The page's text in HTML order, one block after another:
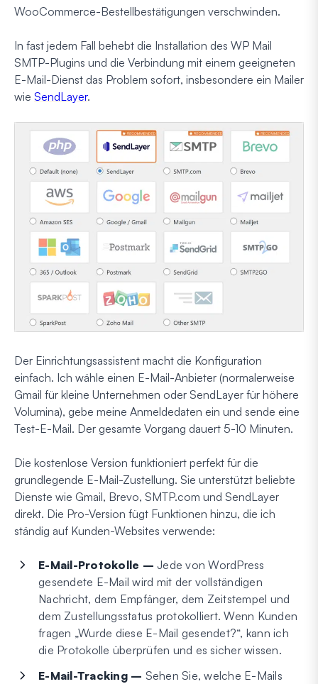
WooCommerce-Bestellbestätigungen verschwinden.
In fast jedem Fall behebt die Installation des WP Mail
SMTP-Plugins und die Verbindung mit einem geeigneten
E-Mail-Dienst das Problem sofort, insbesondere ein Mailer
wie SendLayer.
Der Einrichtungsassistent macht die Konfiguration
einfach. Ich wähle einen E-Mail-Anbieter (normalerweise
Gmail für kleine Unternehmen oder SendLayer für höhere
Volumina), gebe meine Anmeldedaten ein und sende eine
Test-E-Mail. Der gesamte Vorgang dauert 5-10 Minuten.
Die kostenlose Version funktioniert perfekt für die
grundlegende E-Mail-Zustellung. Sie unterstützt beliebte
Dienste wie Gmail, Brevo, SMTP.com und SendLayer
direkt. Die Pro-Version fügt Funktionen hinzu, die ich
ständig auf Kunden-Websites verwende:
E-Mail-Protokolle – Jede von WordPress
gesendete E-Mail wird mit der vollständigen
Nachricht, dem Empfänger, dem Zeitstempel und
dem Zustellungsstatus protokolliert. Wenn Kunden
fragen „Wurde diese E-Mail gesendet?“, kann ich
die Protokolle überprüfen und es sicher wissen.
E-Mail-Tracking – Sehen Sie, welche E-Mails